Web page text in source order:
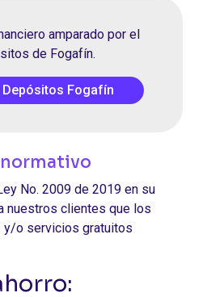
amparado por el
de Fogafín.
Depósitos Fogafín
No. 2009 de 2019 en su
nuestros clientes que los
y/o servicios gratuitos